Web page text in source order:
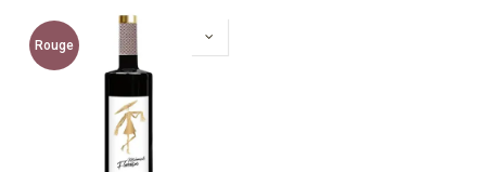
Rouge